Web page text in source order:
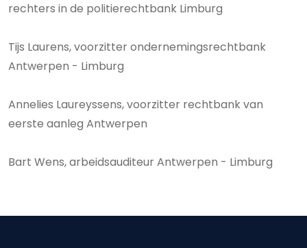
rechters in de politierechtbank Limburg
Tijs Laurens, voorzitter ondernemingsrechtbank
Antwerpen - Limburg
Annelies Laureyssens, voorzitter rechtbank van
eerste aanleg Antwerpen
Bart Wens, arbeidsauditeur Antwerpen - Limburg